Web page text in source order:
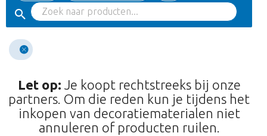
Let op: Je koopt rechtstreeks bij onze
partners. Om die reden kun je tijdens het
inkopen van decoratiematerialen niet
annuleren of producten ruilen.